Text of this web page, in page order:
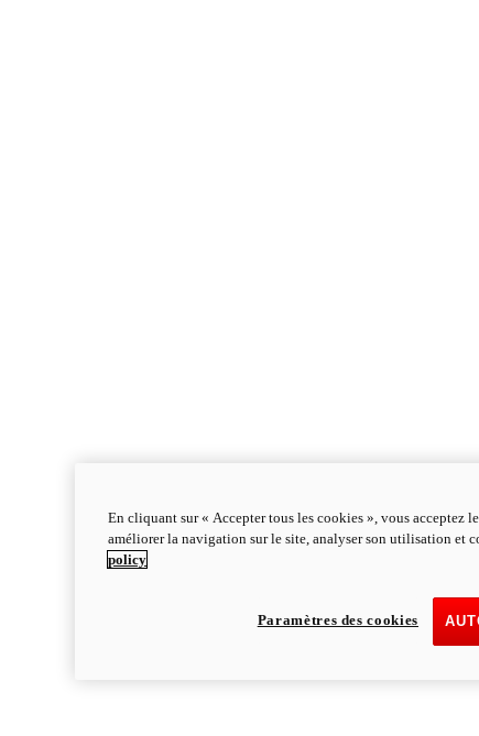
En cliquant sur « Accepter tous les cookies », vous acceptez
améliorer la navigation sur le site, analyser son utilisation et
policy
Paramètres des cookies